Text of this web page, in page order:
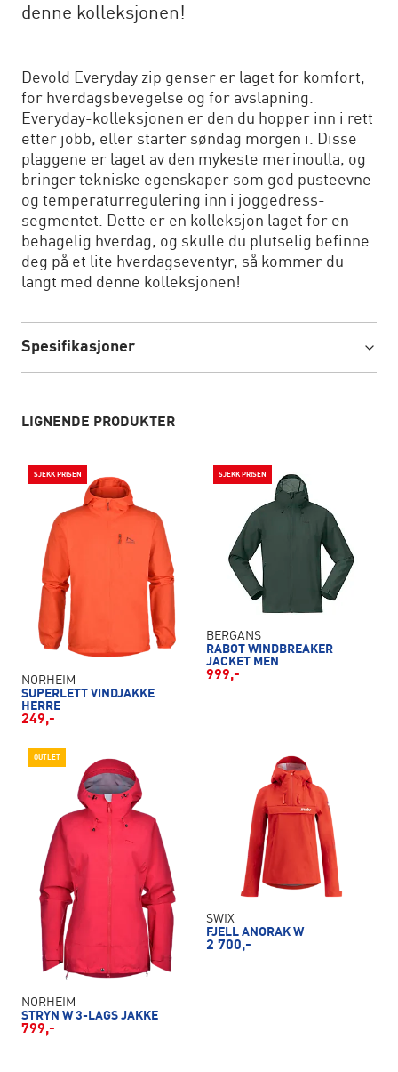
denne kolleksjonen!
Devold Everyday zip genser er laget for komfort,
for hverdagsbevegelse og for avslapning.
Everyday-kolleksjonen er den du hopper inn i rett
etter jobb, eller starter søndag morgen i. Disse
plaggene er laget av den mykeste merinoulla, og
bringer tekniske egenskaper som god pusteevne
og temperaturregulering inn i joggedress-
segmentet. Dette er en kolleksjon laget for en
behagelig hverdag, og skulle du plutselig befinne
deg på et lite hverdagseventyr, så kommer du
langt med denne kolleksjonen!
Spesifikasjoner
LIGNENDE PRODUKTER
SJEKK PRISEN
NORHEIM
SUPERLETT VINDJAKKE
HERRE
249,-
SJEKK PRISEN
BERGANS
RABOT WINDBREAKER
JACKET MEN
999,-
OUTLET
NORHEIM
STRYN W 3-LAGS JAKKE
799,-
SWIX
FJELL ANORAK W
2 700,-